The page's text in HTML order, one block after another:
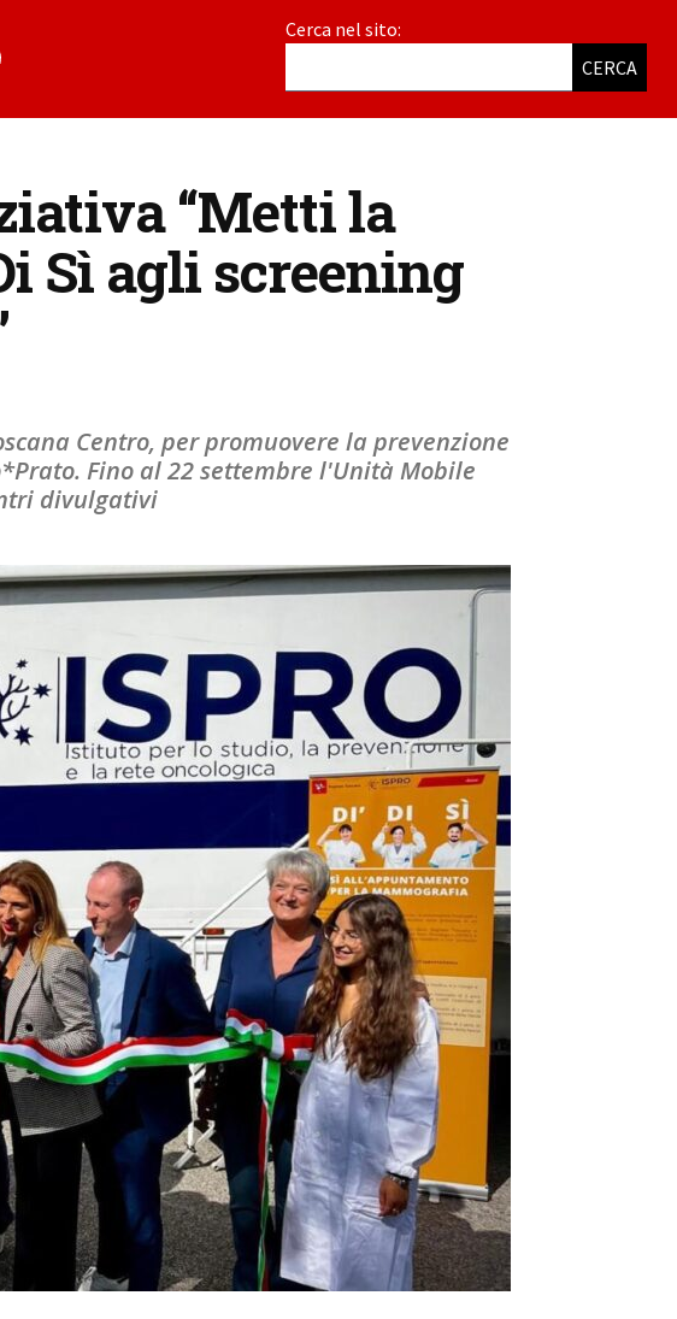
Cerca nel sito:
CERCA
“Metti la
Sì agli screening
Centro, per promuovere la prevenzione
Fino al 22 settembre l'Unità Mobile
divulgativi